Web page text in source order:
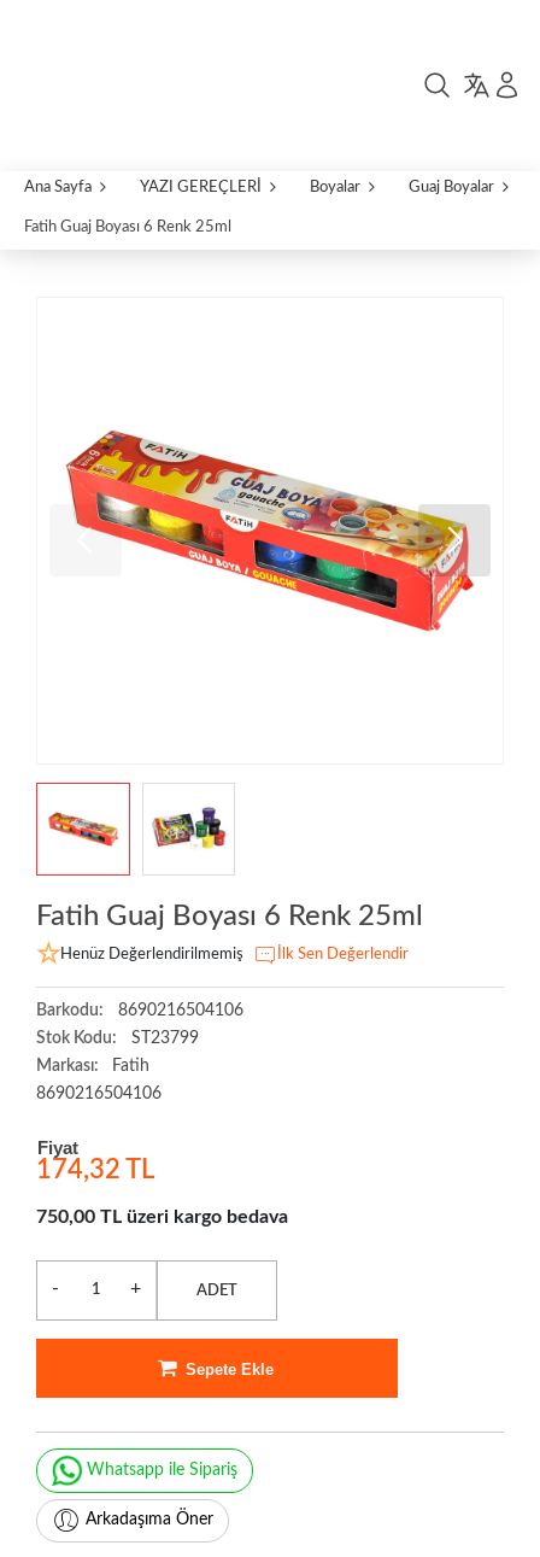
Ana Sayfa YAZI GEREÇLERİ Boyalar Guaj Boyalar
Fatih Guaj Boyası 6 Renk 25ml
Fatih Guaj Boyası 6 Renk 25ml
Henüz Değerlendirilmemiş İlk Sen Değerlendir
Barkodu:
8690216504106
Stok Kodu:
ST23799
Markası:
Fatih
8690216504106
Fiyat
174,32 TL
750,00 TL üzeri kargo bedava
- + ADET
Sepete Ekle
Whatsapp ile Sipariş
Arkadaşıma Öner